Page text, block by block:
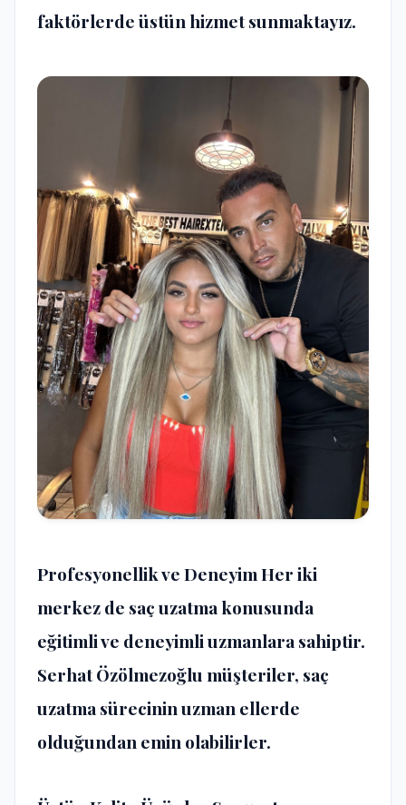
faktörlerde üstün hizmet sunmaktayız.
Profesyonellik ve DeneyimHer iki
merkez de saç uzatma konusunda
eğitimli ve deneyimli uzmanlara sahiptir.
Serhat Özölmezoğlu müşteriler, saç
uzatma sürecinin uzman ellerde
olduğundan emin olabilirler.